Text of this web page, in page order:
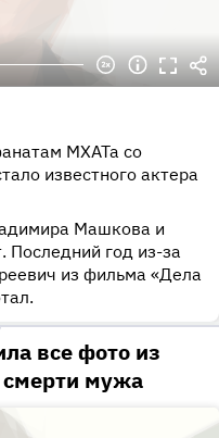
МХАТа со
известного актера
Машкова и
Последний год из-за
из фильма «Дела
все фото из
смерти мужа